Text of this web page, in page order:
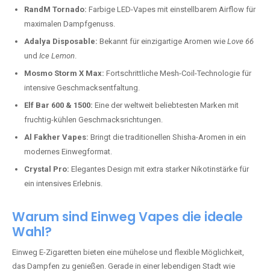
RandM Tornado: Farbige LED-Vapes mit einstellbarem Airflow für
maximalen Dampfgenuss.
Adalya Disposable: Bekannt für einzigartige Aromen wie Love 66
und Ice Lemon.
Mosmo Storm X Max: Fortschrittliche Mesh-Coil-Technologie für
intensive Geschmacksentfaltung.
Elf Bar 600 & 1500: Eine der weltweit beliebtesten Marken mit
fruchtig-kühlen Geschmacksrichtungen.
Al Fakher Vapes: Bringt die traditionellen Shisha-Aromen in ein
modernes Einwegformat.
Crystal Pro: Elegantes Design mit extra starker Nikotinstärke für
ein intensives Erlebnis.
Warum sind Einweg Vapes die ideale
Wahl?
Einweg E-Zigaretten bieten eine mühelose und flexible Möglichkeit,
das Dampfen zu genießen. Gerade in einer lebendigen Stadt wie